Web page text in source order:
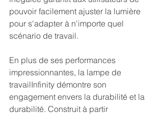
pouvoir facilement ajuster la lumière
pour s'adapter à n'importe quel
scénario de travail.
En plus de ses performances
impressionnantes, la lampe de
travailInfinity démontre son
engagement envers la durabilité et la
durabilité. Construit à partir